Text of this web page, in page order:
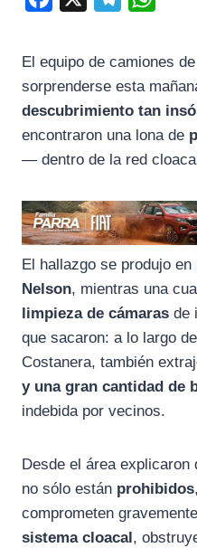
b
o
o
g
r
a
s
A
p
El equipo de camiones de
sorprenderse esta
descubrimiento tan
encontraron una lona de
— dentro de la red
El hallazgo se produjo
Nelson, mientras una
limpieza de cámaras de
que sacaron: a lo largo
Costanera, también
y una gran cantidad de
indebida por vecinos.
Desde el área explicaron
no sólo están prohibidos
comprometen
sistema cloacal,